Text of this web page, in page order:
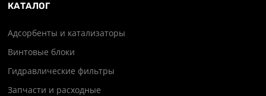
КАТАЛОГ
Адсорбенты и катализаторы
Винтовые блоки
Гидравлические фильтры
Запчасти и расходные